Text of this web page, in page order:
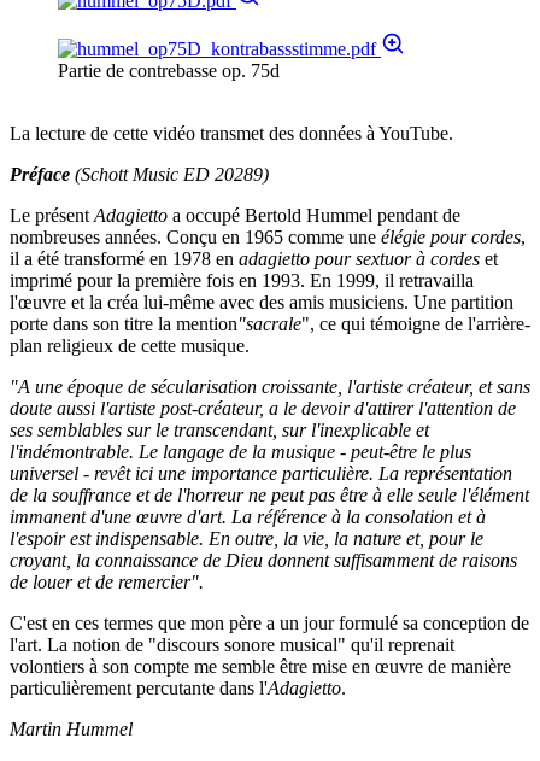
Partie de contrebasse op. 75d
La lecture de cette vidéo transmet des données à YouTube.
Préface (Schott Music ED 20289)
Le présent Adagietto a occupé Bertold Hummel pendant de
nombreuses années. Conçu en 1965 comme une élégie pour cordes,
il a été transformé en 1978 en adagietto pour sextuor à cordes et
imprimé pour la première fois en 1993. En 1999, il retravailla
l'œuvre et la créa lui-même avec des amis musiciens. Une partition
porte dans son titre la mention"sacrale", ce qui témoigne de l'arrière-
plan religieux de cette musique.
"A une époque de sécularisation croissante, l'artiste créateur, et sans
doute aussi l'artiste post-créateur, a le devoir d'attirer l'attention de
ses semblables sur le transcendant, sur l'inexplicable et
l'indémontrable. Le langage de la musique - peut-être le plus
universel - revêt ici une importance particulière. La représentation
de la souffrance et de l'horreur ne peut pas être à elle seule l'élément
immanent d'une œuvre d'art. La référence à la consolation et à
l'espoir est indispensable. En outre, la vie, la nature et, pour le
croyant, la connaissance de Dieu donnent suffisamment de raisons
de louer et de remercier".
C'est en ces termes que mon père a un jour formulé sa conception de
l'art. La notion de "discours sonore musical" qu'il reprenait
volontiers à son compte me semble être mise en œuvre de manière
particulièrement percutante dans l'Adagietto.
Martin Hummel